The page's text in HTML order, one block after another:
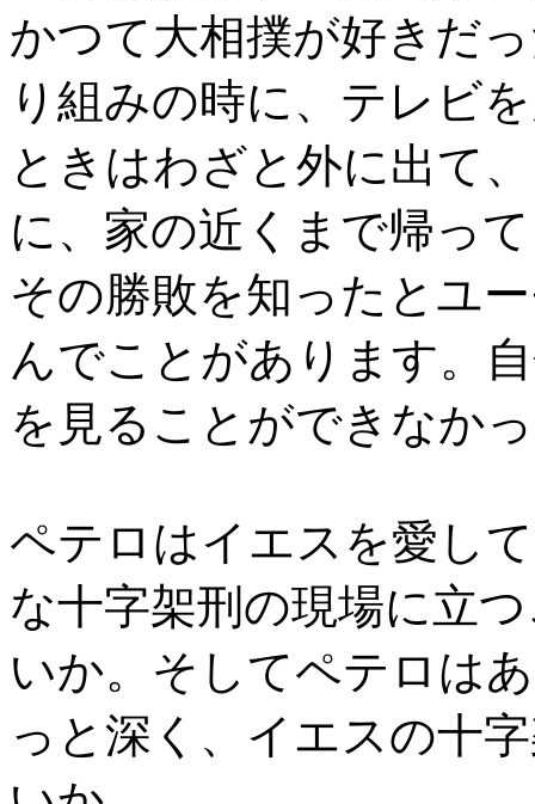
かつて大相撲が好きだ
り組みの時に、テレビ
ときはわざと外に出て
に、家の近くまで帰っ
その勝敗を知ったとユ
んでことがあります。
を見ることができなか
ペテロはイエスを愛し
な十字架刑の現場に立
いか。そしてペテロは
っと深く、イエスの十